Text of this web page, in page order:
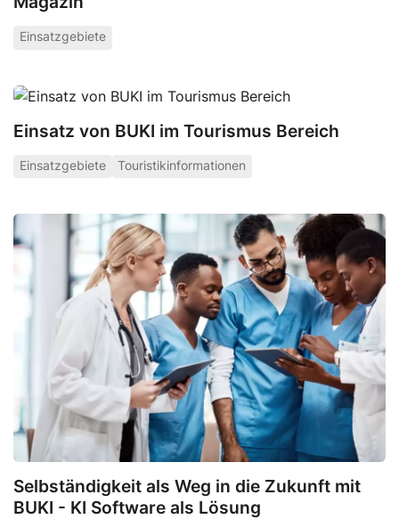
Einsatzgebiete
Einsatz von BUKI im Tourismus Bereich
Einsatzgebiete Touristikinformationen
Selbständigkeit als Weg in die Zukunft mit
BUKI - KI Software als Lösung